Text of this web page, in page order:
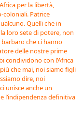
per la libertà,
coloniali. Patrice
Quelli che in
loro sete di potere, non
che ci hanno
delle nostre prime
condividono con l’Africa
che mai, noi siamo figli
dire, noi
unisce anche un
l’indipendenza definitiva